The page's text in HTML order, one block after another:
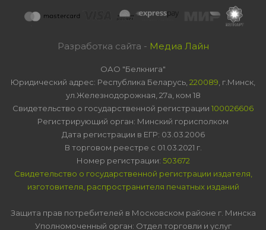
Разработка сайта - Медиа Лайн
ОАО "Белкнига"
Юридический адрес: Республика Беларусь, 220089 , г.Минск,
ул.Железнодорожная, 27а, ком 18
Свидетельство о государственной регистрации 100026606
Регистрирующий орган: Минский горисполком
Дата регистрации в ЕГР: 03.03.2006
В торговом реестре с 01.03.2021 г.
Номер регистрации: 503672
Свидетельство о государственной регистрации издателя,
изготовителя, распространителя печатных изданий
Защита прав потребителей в Московском районе г. Минска
Уполномоченный орган: Отдел торговли и услуг